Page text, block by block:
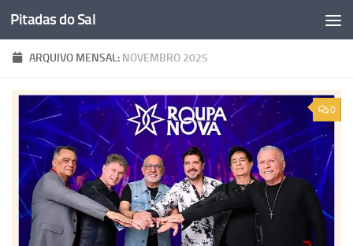
Skip to content
Pitadas do Sal
ARQUIVO MENSAL: NOVEMBRO 2025
0